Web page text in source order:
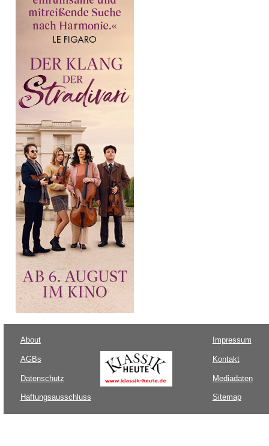
About
AGBs
Datenschutz
Haftungsausschluss
Impressum
Kontakt
Mediadaten
Sitemap